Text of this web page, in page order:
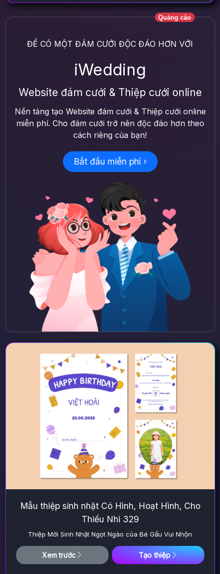
ĐỂ CÓ MỘT ĐÁM CƯỚI ĐỘC ĐÁO HƠN VỚI
iWedding
Website đám cưới & Thiệp cưới online
Nền tảng tạo Website đám cưới & Thiệp cưới online
miễn phí. Cho đám cưới trở nên độc đáo hơn theo
cách riêng của bạn!
Bắt đầu miễn phí ›
Quảng cáo
Mẫu thiệp sinh nhật Có Hình, Hoạt Hình, Cho
Thiếu Nhi 329
Thiệp Mời Sinh Nhật Ngọt Ngào của Bé Gấu Vui Nhộn
Xem trước Tạo thiệp